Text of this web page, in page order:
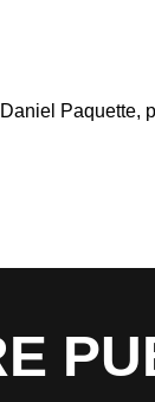
Daniel Paquette,